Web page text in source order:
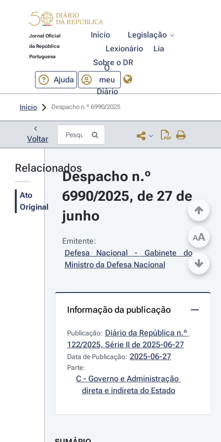
Jornal Oficial
da República
Portuguesa
Início
Legislação
Lexionário
Lia
Sobre o DR
Ajuda
O
meu
Diário
Início Despacho n.º 6990/2025
Voltar
Relacionados
Ato
Original
Despacho n.º
6990/2025, de 27 de
junho
Emitente:
Defesa Nacional - Gabinete do
Ministro da Defesa Nacional
Informação da publicação
Publicação: Diário da República n.º
122/2025, Série II de 2025-06-27
Data de Publicação: 2025-06-27
Parte:
C - Governo e Administração
direta e indireta do Estado
AA